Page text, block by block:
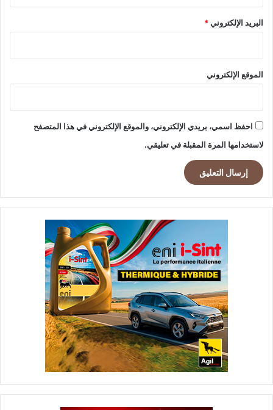
البريد الإلكتروني*
الموقع الإلكتروني
احفظ اسمي، بريدي الإلكتروني، والموقع الإلكتروني في هذا المتصفح
لاستخدامها المرة المقبلة في تعليقي.